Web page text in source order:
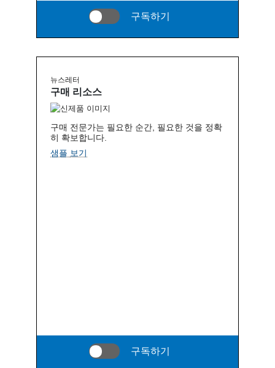
구독하기
뉴스레터
구매 리소스
구매 전문가는 필요한 순간, 필요한 것을 정확
히 확보합니다.
샘플 보기
구독하기